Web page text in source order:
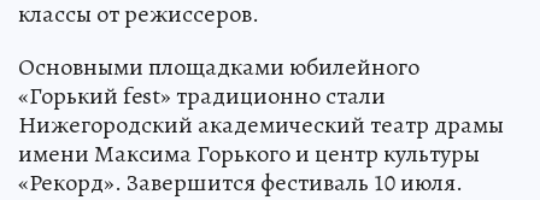
классы от режиссеров.
Основными площадками юбилейного
«Горький fest» традиционно стали
Нижегородский академический театр драмы
имени Максима Горького и центр культуры
«Рекорд». Завершится фестиваль 10 июля.